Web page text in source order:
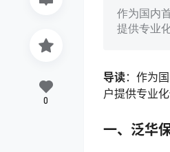
作为国内
提供专业
导读：作为
户提供专业
一、泛华
0